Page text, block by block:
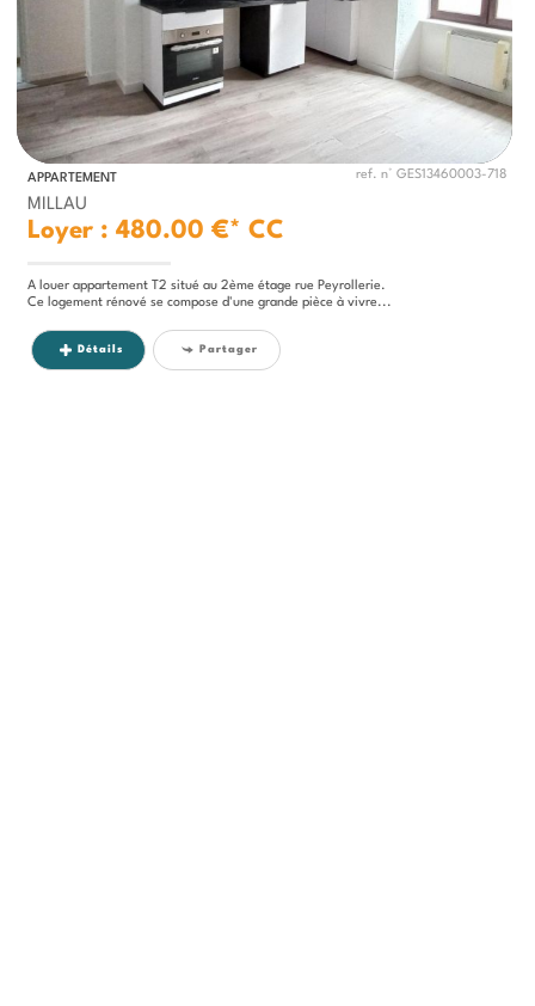
APPARTEMENT ref. n° GES13460003-718
MILLAU
Loyer : 480.00 €* CC
A louer appartement T2 situé au 2ème étage rue Peyrollerie.
Ce logement rénové se compose d'une grande pièce à vivre...
Détails Partager